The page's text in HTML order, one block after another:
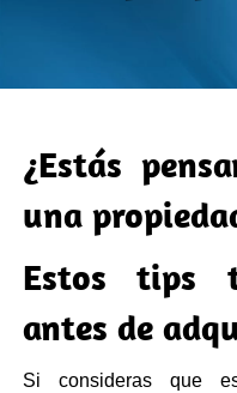
¿Estás
una
Estos tips
antes de
Si consideras que